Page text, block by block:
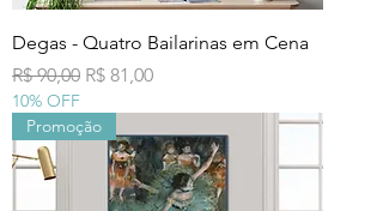
Degas - Quatro Bailarinas em Cena
Preço normal
R$ 90,00 Preço promocional
R$ 81,00
10% OFF
Promoção